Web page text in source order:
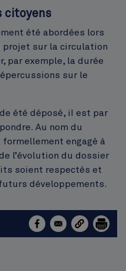
citoyens
été abordées lors
projet sur la circulation
par exemple, la durée
sur le
été déposé, iI est par
Au nom du
formellement engagé à
l’évolution du dossier
soient respectés et
développements.